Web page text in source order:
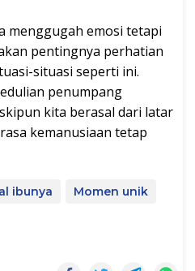
menggugah emosi tetapi
pentingnya perhatian
situasi seperti ini.
penumpang
kita berasal dari latar
kemanusiaan tetap
ibunya
Momen unik